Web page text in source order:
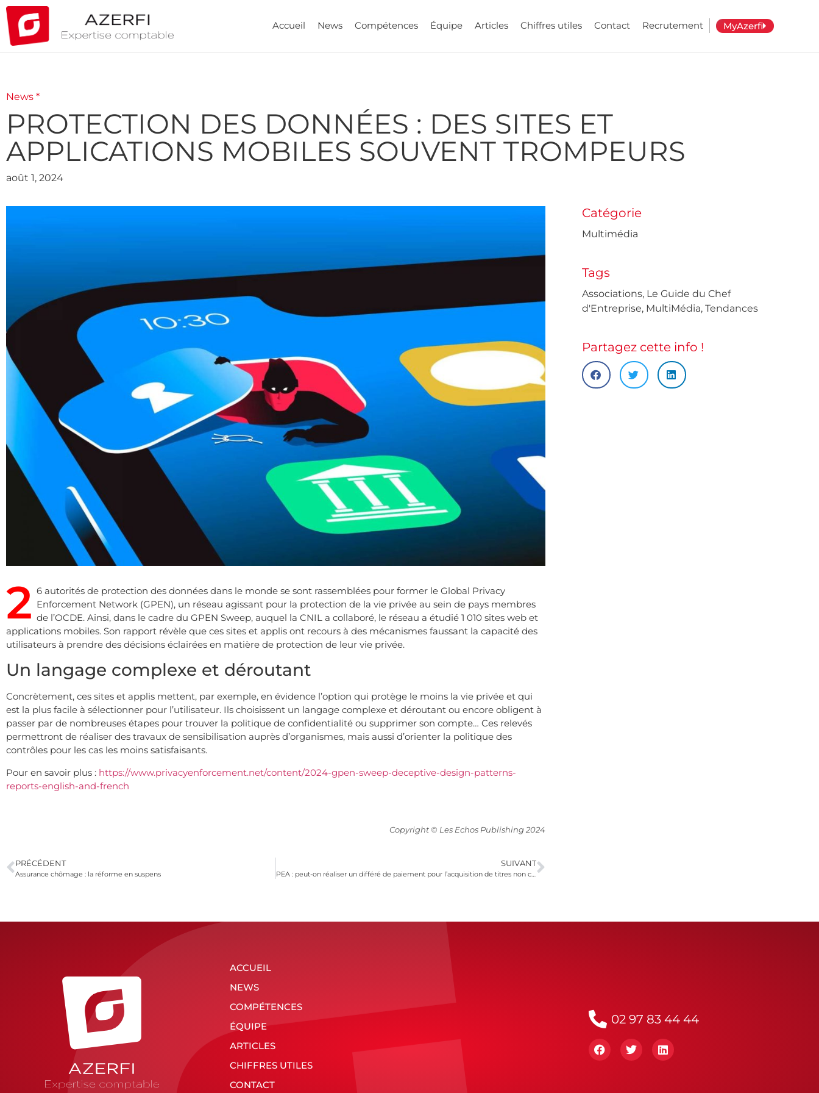
Accueil News Compétences Équipe Articles Chiffres utiles Contact Recrutement MyAzerfi
News *
PROTECTION DES DONNÉES : DES SITES ET
APPLICATIONS MOBILES SOUVENT TROMPEURS
août 1, 2024
2 6 autorités de protection des données dans le monde se sont rassemblées pour former le Global Privacy
Enforcement Network (GPEN), un réseau agissant pour la protection de la vie privée au sein de pays membres
de l’OCDE. Ainsi, dans le cadre du GPEN Sweep, auquel la CNIL a collaboré, le réseau a étudié 1 010 sites web et
applications mobiles. Son rapport révèle que ces sites et applis ont recours à des mécanismes faussant la capacité des
utilisateurs à prendre des décisions éclairées en matière de protection de leur vie privée.
Un langage complexe et déroutant
Concrètement, ces sites et applis mettent, par exemple, en évidence l’option qui protège le moins la vie privée et qui
est la plus facile à sélectionner pour l’utilisateur. Ils choisissent un langage complexe et déroutant ou encore obligent à
passer par de nombreuses étapes pour trouver la politique de confidentialité ou supprimer son compte… Ces relevés
permettront de réaliser des travaux de sensibilisation auprès d’organismes, mais aussi d’orienter la politique des
contrôles pour les cas les moins satisfaisants.
Pour en savoir plus : https://www.privacyenforcement.net/content/2024-gpen-sweep-deceptive-design-patterns-
reports-english-and-french
Copyright © Les Echos Publishing 2024
PRÉCÉDENT
Assurance chômage : la réforme en suspens
SUIVANT
PEA : peut-on réaliser un différé de paiement pour l’acquisition de titres non cotés ?
Catégorie
Multimédia
Tags
Associations, Le Guide du Chef
d'Entreprise, MultiMédia, Tendances
Partagez cette info !
ACCUEIL
NEWS
COMPÉTENCES
ÉQUIPE
ARTICLES
CHIFFRES UTILES
CONTACT
02 97 83 44 44